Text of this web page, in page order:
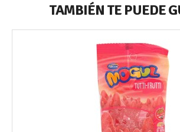
TAMBIÉN TE PUEDE